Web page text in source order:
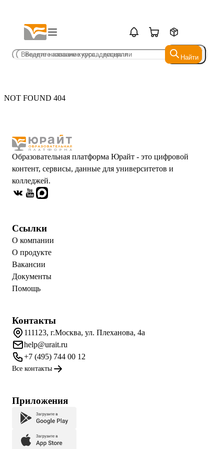
Найти
Найти
NOT FOUND 404
Образовательная платформа Юрайт - это цифровой
контент, сервисы, данные для университетов и
колледжей.
Ссылки
О компании
О продукте
Вакансии
Документы
Помощь
Контакты
111123, г.Москва, ул. Плеханова, 4а
help@urait.ru
+7 (495) 744 00 12
Все контакты
Приложения